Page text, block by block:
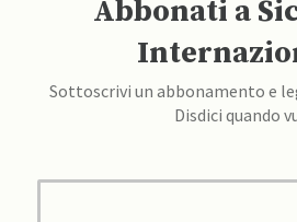
Abbonati a
Sottoscrivi un abbonamento e
Disdici quando